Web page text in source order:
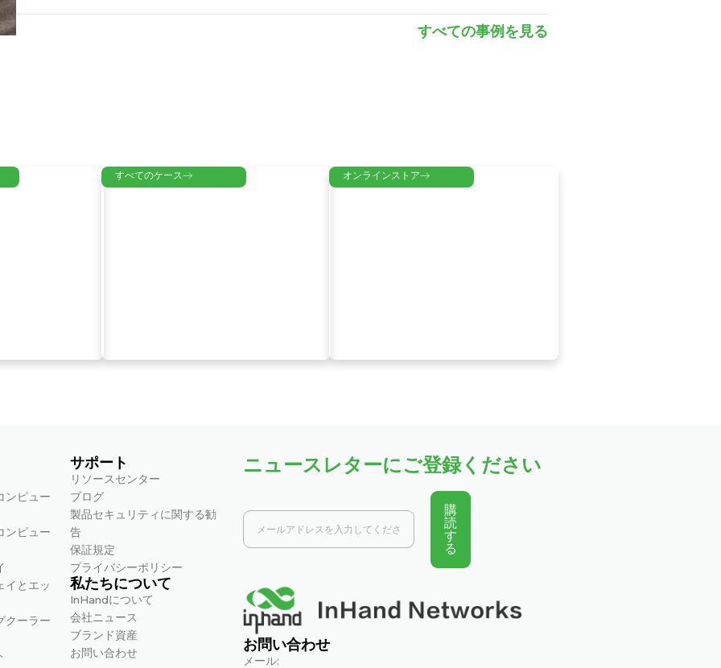
チェーン展開するゲームセンター向け無線ネットワークソリューシ
チェーンストア向け5Gネットワーク
支店向け災害復旧接続アプリケーションとケースの重要なポイント接続…
出張時のワイヤレス接続
出張におけるワイヤレス接続：アプリケーションと事例、主なポイント ワイヤレス接続…
モバイル小売業者向けワイヤレス接続
モバイル小売業者向けワイヤレス接続アプリケーションと事例の主なポイントデュアル…
すべての事例を見る
すべてのケース オンラインストア
ンピュー
ンピュー
イとエッ
クーラー
サポート
リソースセンター
ブログ
製品セキュリティに関する勧
告
保証規定
プライバシーポリシー
私たちについて
InHandについて
会社ニュース
ブランド資産
お問い合わせ
ニュースレターにご登録ください
購
読
す
る
お問い合わせ
メール: